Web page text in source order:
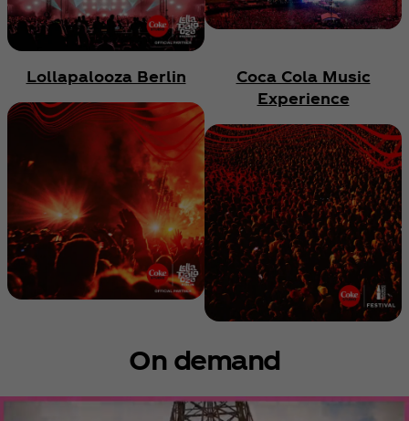
Lollapalooza Berlin
Coca Cola Music
Experience
On demand